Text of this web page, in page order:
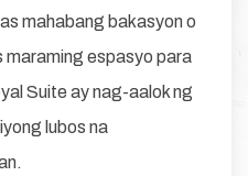
mahabang bakasyon o
maraming espasyo para
Suite ay nag-aalok ng
lubos na